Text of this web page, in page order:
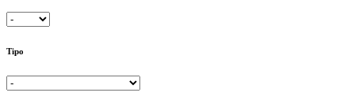
Tipo